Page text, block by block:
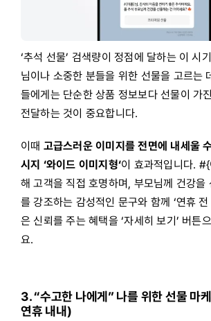
‘추석 선물’ 검색량이 정점에 달하는 이 시
님이나 소중한 분들을 위한 선물을 고르는
들에게는 단순한 상품 정보보다 선물이 가
전달하는 것이 중요합니다.
이때 고급스러운 이미지를 전면에 내세울
시지 ‘와이드 이미지형‘이 효과적입니다.
해 고객을 직접 호명하며, 부모님께 건강을
를 강조하는 감성적인 문구와 함께 ‘연휴
은 신뢰를 주는 혜택을 ‘자세히 보기’ 버튼
요.
3. “수고한 나에게” 나를 위한 선물 마
연휴 내내)